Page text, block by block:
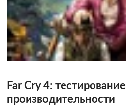
Far Cry 4: тестирование
производительности